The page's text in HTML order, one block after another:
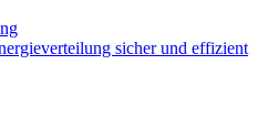
sicher und effizient